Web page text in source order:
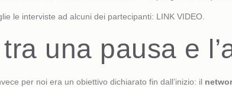
le interviste ad alcuni dei partecipanti: LINK VIDEO
una pausa e
per noi era un obiettivo dichiarato fin dall’inizio: il